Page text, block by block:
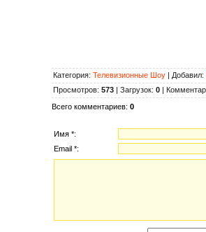
Категория: Телевизионные Шоу | Добавил:
Просмотров: 573 | Загрузок: 0 |
Всего комментариев: 0
Имя *:
Email *: